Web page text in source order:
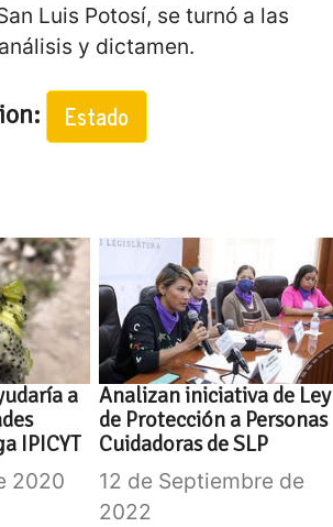
Luis Potosí, se turnó a las
y dictamen.
Estado
a
IPICYT
2020
Analizan iniciativa de Ley
de Protección a Personas
Cuidadoras de SLP
12 de Septiembre de
2022